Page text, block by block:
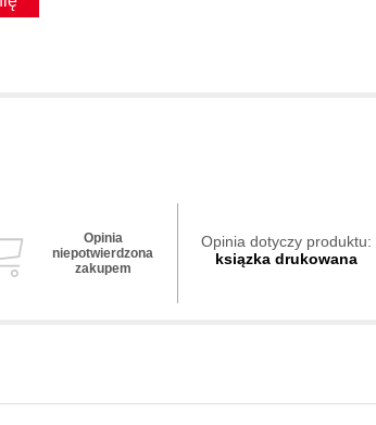
Opinia
niepotwierdzona
zakupem
Opinia dotyczy produktu:
ksiązka drukowana